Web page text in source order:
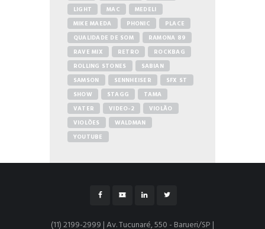
LIGHT
MAC
MEDELI
MIKE MAEDA
PHONIC
PLACE
QUALIDADE DE SOM
RAMONA 89
RAVE MIX
RETRO
ROCKBAG
ROLLING STONES
SABIAN
SAMSON
SENNHEISER
SFX ST
SHOW
STAGG
TAMA
VATER
VIDEO-2
VIOLÃO
VIOLÕES
WALDMAN
YOUTUBE
(11) 2199-2999 | Av. Tucunaré, 550 - Barueri/SP |